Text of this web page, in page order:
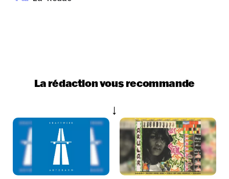
La rédaction vous recommande